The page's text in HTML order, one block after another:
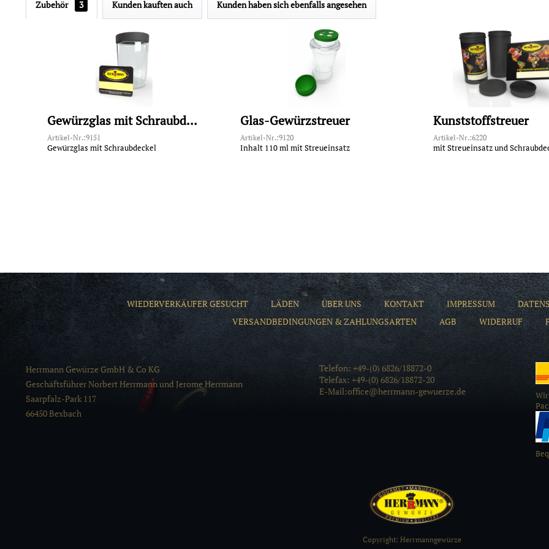
Zubehör 3 Kunden kauften auch Kunden haben sich ebenfalls angesehen
Gewürzglas mit Schraubdeckel
Artikel-Nr.:9151
Gewürzglas mit Schraubdeckel
Glas-Gewürzstreuer
Artikel-Nr.:9120
Inhalt 110 ml mit Streueinsatz
Kunststoffstreuer
Artikel-Nr.:6220
mit Streueinsatz und
WIEDERVERKÄUFER GESUCHT LÄDEN ÜBER UNS KONTAKT IMPRESSUM
VERSANDBEDINGUNGEN & ZAHLUNGSARTEN
AGB WIDERRUF
Herrmann Gewürze GmbH & Co KG
Geschäftsführer Norbert Herrmann und Jerome Herrmann
Saarpfalz-Park 117
66450 Bexbach
Telefon: +49-(0) 6826/18872-0
Telefax: +49-(0) 6826/18872-20
E-Mail:office@herrmann-gewuerze.de
Copyright: Herrmanngewürze